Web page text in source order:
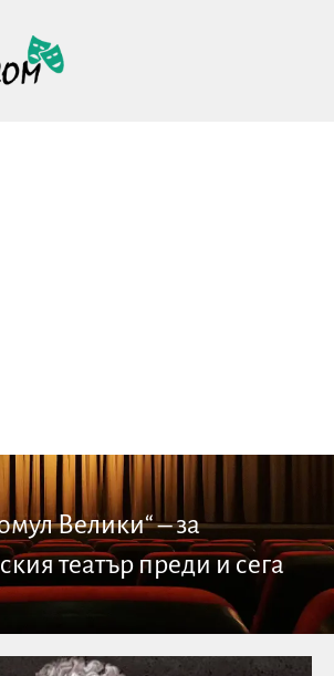
Велики“ – за
театър преди и сега